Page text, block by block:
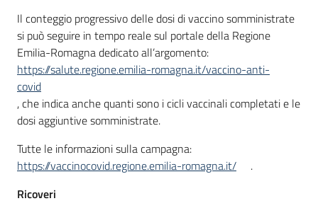
Il conteggio progressivo delle dosi di vaccino somministrate
si può seguire in tempo reale sul portale della Regione
Emilia-Romagna dedicato all’argomento:
https://salute.regione.emilia-romagna.it/vaccino-anti-
covid
, che indica anche quanti sono i cicli vaccinali completati e le
dosi aggiuntive somministrate.
Tutte le informazioni sulla campagna:
https://vaccinocovid.regione.emilia-romagna.it/
.
Ricoveri